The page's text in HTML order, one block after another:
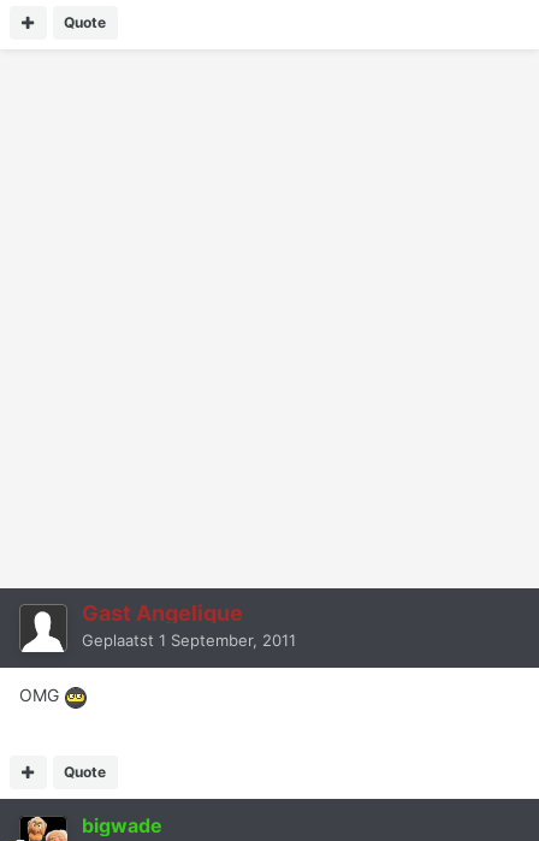
Quote
Gast Angelique
Geplaatst 1 September, 2011
OMG
Quote
bigwade